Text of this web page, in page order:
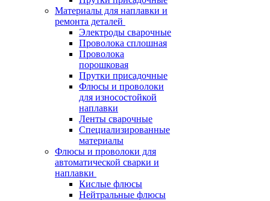
Материалы для наплавки и
ремонта деталей
Электроды сварочные
Проволока сплошная
Проволока
порошковая
Прутки присадочные
Флюсы и проволоки
для износостойкой
наплавки
Ленты сварочные
Специализированные
материалы
Флюсы и проволоки для
автоматической сварки и
наплавки
Кислые флюсы
Нейтральные флюсы